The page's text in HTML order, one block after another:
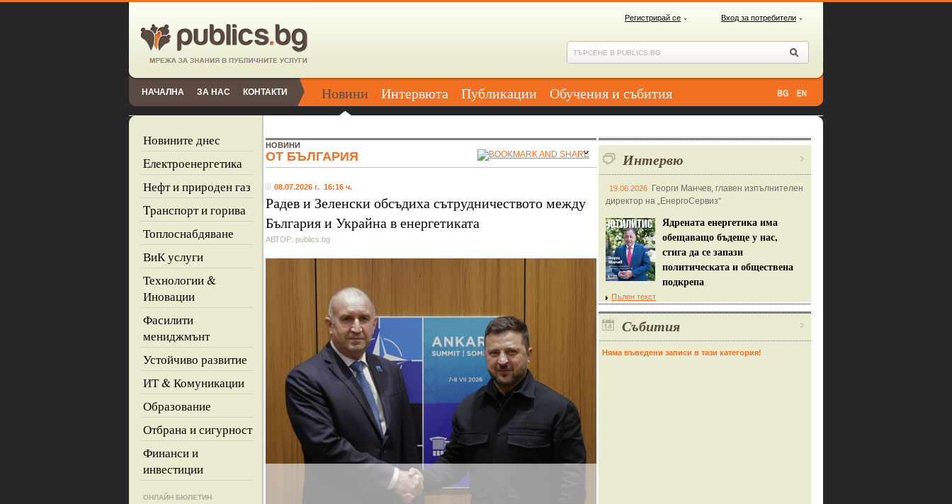
Регистрирай се Вход за потребители
НАЧАЛНА ЗА НАС КОНТАКТИ Новини Интервюта Публикации Обучения и събития
Новините днес
Eлектроенергетика
Нефт и природен газ
Tранспорт и горива
Топлоснабдяване
ВиК услуги
Технологии &
Иновации
Фасилити
мениджмънт
Устойчиво развитие
ИТ & Комуникации
Образование
Отбрана и сигурност
Финанси и
инвестиции
ОНЛАЙН БЮЛЕТИН
НОВИНИ
ОТ БЪЛГАРИЯ
08.07.2026 г. 16:16 ч.
Радев и Зеленски обсъдиха сътрудничеството между
България и Украйна в енергетиката
АВТОР: publics.bg
Интервю
19.06.2026 Георги Манчев, главен изпълнителен
директор на „ЕнергоСервиз“
Ядрената енергетика има
обещаващо бъдеще у нас,
стига да се запази
политическата и обществена
подкрепа
Пълен текст
Събития
Няма въведени записи в тази категория!